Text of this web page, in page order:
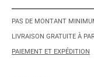
PAS DE MONTANT
LIVRAISON GRATUITE À
PAIEMENT ET EXPÉDITION